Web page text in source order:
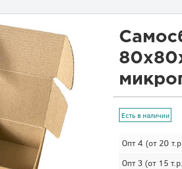
Есть в наличии
Опт 4 (от 20
Опт 3 (от 15